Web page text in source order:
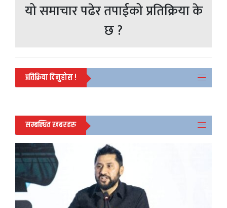
यो समाचार पढेर तपाईको प्रतिक्रिया के
छ ?
प्रतिक्रिया दिनुहोस !
सम्बन्धित खबरहरु